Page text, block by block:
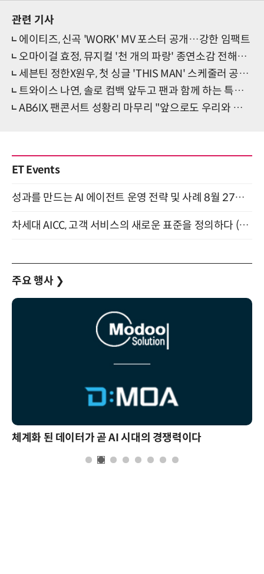
관련 기사
에이티즈, 신곡 'WORK' MV 포스터 공개…강한 임팩트
오마이걸 효정, 뮤지컬 '천 개의 파랑' 종연소감 전해…“첫 신고식, 많이 배운 찬란한 순간”
세븐틴 정한X원우, 첫 싱글 'THIS MAN' 스케줄러 공개…유닛데뷔 카운트다운
트와이스 나연, 솔로 컴백 앞두고 팬과 함께 하는 특별한 이벤트 개최
AB6IX, 팬콘서트 성황리 마무리 "앞으로도 우리와 계속 같이 걸어가자"
ET Events
성과를 만드는 AI 에이전트 운영 전략 및 사례 8월 27일 개최
차세대 AICC, 고객 서비스의 새로운 표준을 정의하다 (9/9)
주요 행사 ❯
체계화 된 데이터가 곧 AI 시대의 경쟁력이다